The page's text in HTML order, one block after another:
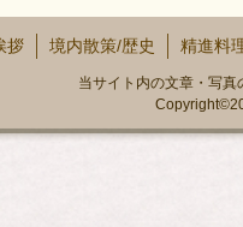
拶 境内散策/歴史 精進料
当サイト内の文章・写